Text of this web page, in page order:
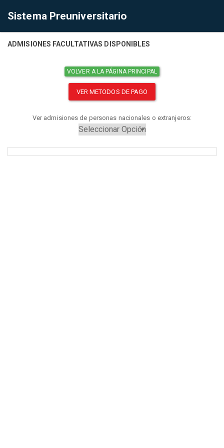
Sistema Preuniversitario
ADMISIONES FACULTATIVAS DISPONIBLES
VOLVER A LA PÁGINA PRINCIPAL
VER METODOS DE PAGO
Ver admisiones de personas nacionales o extranjeros: